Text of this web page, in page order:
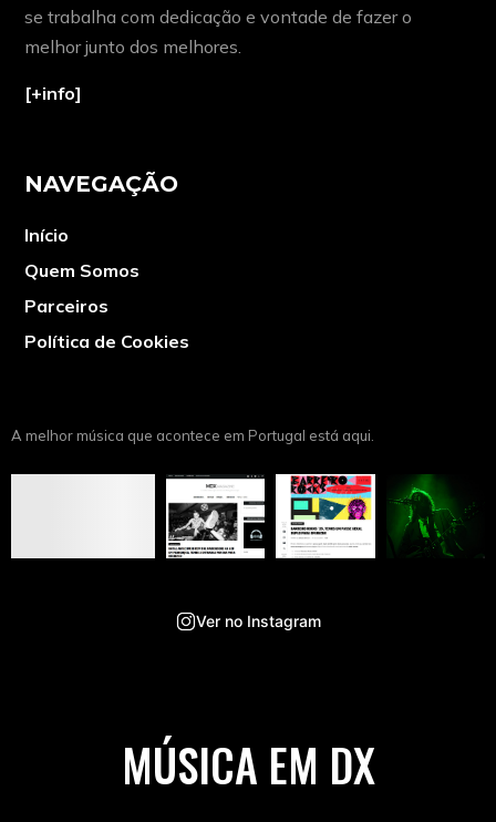
se trabalha com dedicação e vontade de fazer o
melhor junto dos melhores.
[+info]
NAVEGAÇÃO
Início
Quem Somos
Parceiros
Política de Cookies
A melhor música que acontece em Portugal está aqui.
Ver no Instagram
MÚSICA EM DX